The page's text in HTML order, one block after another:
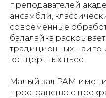
преподавателей
ансамбли,
современные
балалайка
традиционных
концертных пьес.
Малый зал РАМ
пространство с